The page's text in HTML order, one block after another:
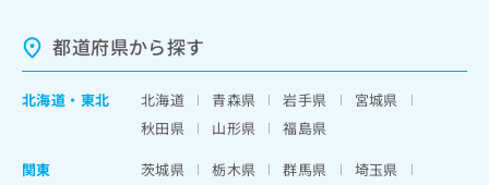
都道府県から探す
北海道 ・ 東北 北海道 青森県 岩手県
宮城県
秋田県
山形県
福島県
関東
茨城県 栃木県 群馬県
埼玉県